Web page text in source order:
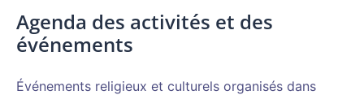
Agenda des activités et des
événements
Événements religieux et culturels organisés dans